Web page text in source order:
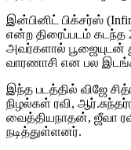
இன்பினிட் பிக்சர்ஸ்
என்ற திரைப்படம் கடந்த
அவர்களால் பூஜையுடன்
வாரணாசி என பல
இந்த படத்தில் விஜே
நிழல்கள் ரவி,
வைத்தியநாதன், ஜீவா
நடித்துள்ளனர்.